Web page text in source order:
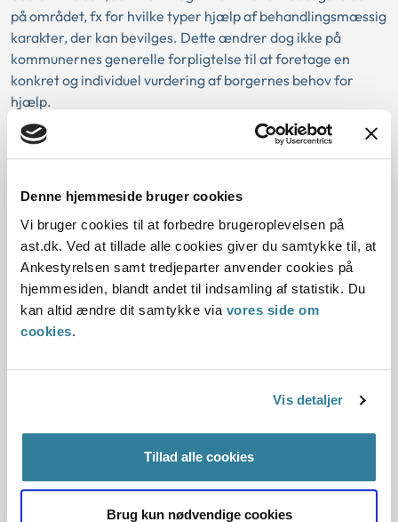
Denne hjemmeside bruger cookies
Vi bruger cookies til at forbedre brugeroplevelsen på
ast.dk. Ved at tillade alle cookies giver du samtykke til, at
Ankestyrelsen samt tredjeparter anvender cookies på
hjemmesiden, blandt andet til indsamling af statistik. Du
kan altid ændre dit samtykke via vores side om
cookies.
Vis detaljer
Tillad alle cookies
Brug kun nødvendige cookies
på området, fx for hvilke typer hjælp af behandlingsmæssig
karakter, der kan bevilges. Dette ændrer dog ikke på
kommunernes generelle forpligtelse til at foretage en
konkret og individuel vurdering af borgernes behov for
hjælp.
Hjælp efter servicelovens § 102 er subsidiær i forhold til de
behandlingstilbud, der kan tilbydes efter anden lovgivning.
Forholdet til aktivlovens bestemmelser om
enkeltydelser
Kommunen kan ikke undlade at tage stilling til, om borgeren
opfylder betingelserne i servicelovens § 102 med
henvisning til, at borgeren må søge at få dækket den
ansøgte hjælp efter aktivlovens §§ 81 eller 82.
Kommunen skal først tage stilling til, om det ansøgte kan
dækkes efter § 102. Hvis den ansøgte hjælp ikke kan ydes
ansøgte kan bevilges efter §§ 81 eller 82 i aktivloven.
Baggrund for at behandle sagen principielt